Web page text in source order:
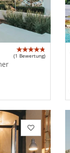
(1 Bewertung)